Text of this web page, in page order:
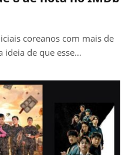
coreanos com mais de
ideia de que esse…